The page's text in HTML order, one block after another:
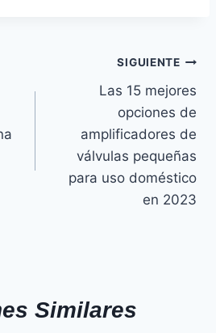
SIGUIENTE
Las 15 mejores
opciones de
amplificadores de
válvulas pequeñas
para uso doméstico
en 2023
Similares